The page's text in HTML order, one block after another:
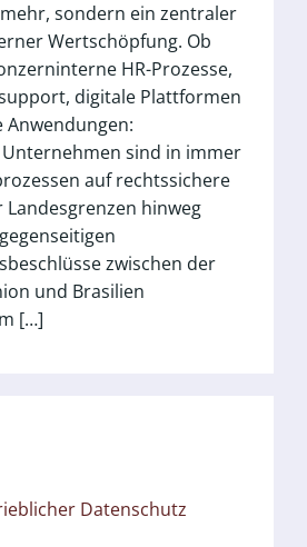
sondern ein zentraler
Wertschöpfung. Ob
HR-Prozesse,
digitale Plattformen
Anwendungen:
sind in immer
auf rechtssichere
hinweg
zwischen der
und Brasilien
[…]
Datenschutz